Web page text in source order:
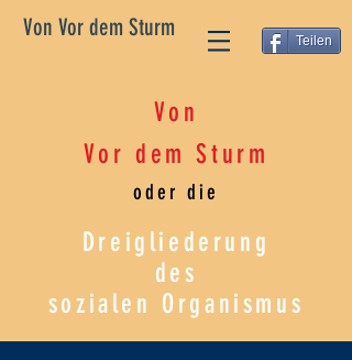
Von Vor dem Sturm Teilen
Von
Vor dem Sturm
oder die
Dreigliederung
des
sozialen Organismus